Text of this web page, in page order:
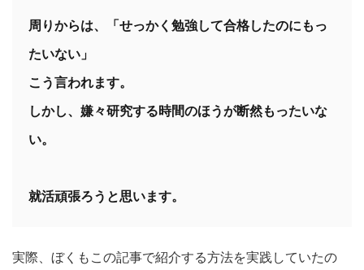
周りからは、「せっかく勉強して合格したのにもっ
たいない」
こう言われます。
しかし、嫌々研究する時間のほうが断然もったいな
い。
就活頑張ろうと思います。
実際、ぼくもこの記事で紹介する方法を実践していたの